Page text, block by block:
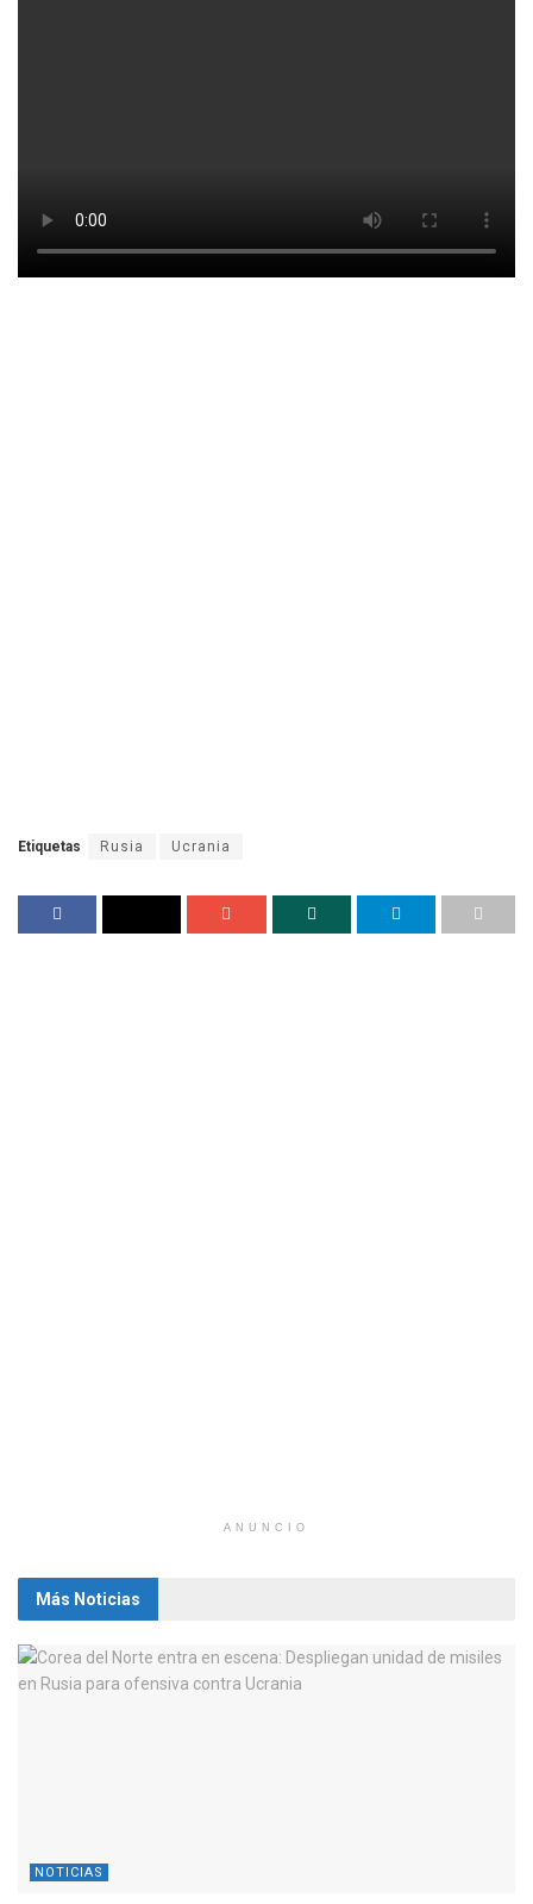
Etiquetas Rusia Ucrania
ANUNCIO
Más Noticias
NOTICIAS